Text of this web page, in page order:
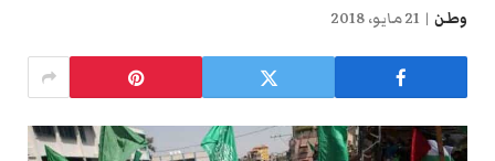
وطن 21 مايو، 2018